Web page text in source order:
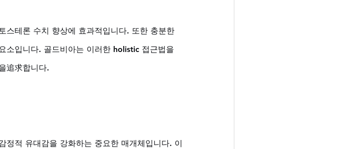
스테론 수치 향상에 효과적입니다. 또한 충분한
소입니다. 골드비아는 이러한 holistic 접근법을
追求합니다.
적 유대감을 강화하는 중요한 매개체입니다. 이